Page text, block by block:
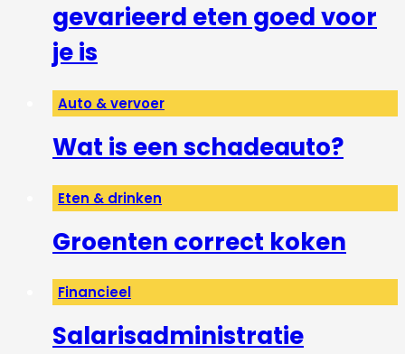
gevarieerd eten goed voor
je is
Auto & vervoer
Wat is een schadeauto?
Eten & drinken
Groenten correct koken
Financieel
Salarisadministratie